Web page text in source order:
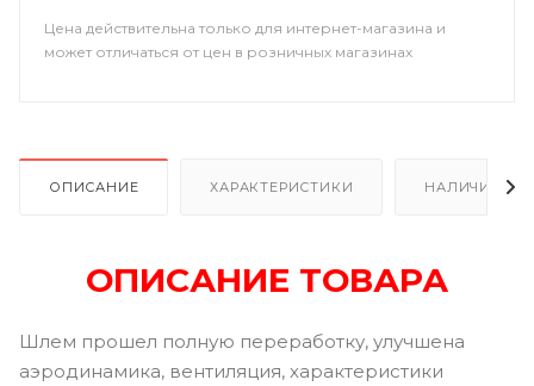
Цена действительна только для интернет-магазина и
может отличаться от цен в розничных магазинах
ОПИСАНИЕ ХАРАКТЕРИСТИКИ НАЛИЧИЕ В
ОПИСАНИЕ ТОВАРА
Шлем прошел полную переработку, улучшена
аэродинамика, вентиляция, характеристики